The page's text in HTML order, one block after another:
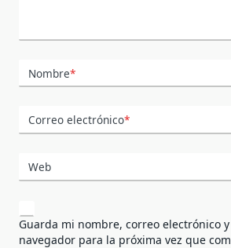
Nombre*
Correo electrónico*
Web
Guarda mi nombre, correo electrónico
navegador para la próxima vez que